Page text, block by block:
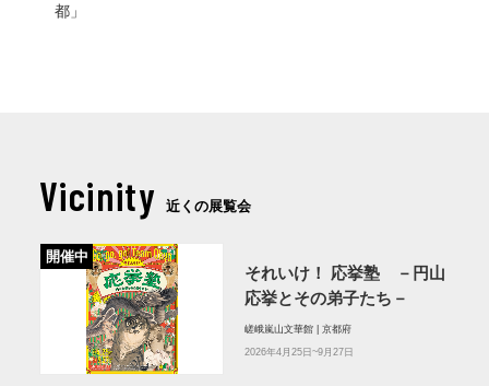
都」
Vicinity 近くの展覧会
開催中
それいけ！ 応挙塾 －円山
応挙とその弟子たち－
嵯峨嵐山文華館 | 京都府
2026年4月25日~9月27日